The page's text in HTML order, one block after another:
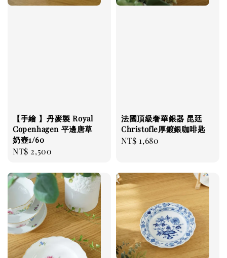
【手繪 】丹麥製 Royal
Copenhagen 平邊唐草
奶壺1/60
Regular
NT$ 2,500
法國頂級奢華銀器 昆廷
Christofle厚鍍銀咖啡匙
Regular
NT$ 1,680